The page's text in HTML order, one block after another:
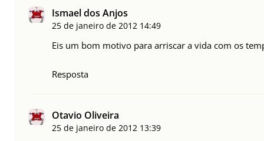
Ismael dos Anjos
25 de janeiro de 2012 14:49
Eis um bom motivo para arriscar a vida com os
Resposta
Otavio Oliveira
25 de janeiro de 2012 13:39